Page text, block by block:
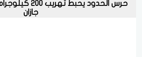
حرس الحدود
جازان